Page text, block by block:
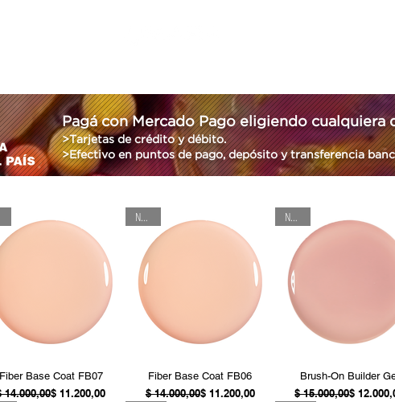
Pagá con Mercado Pago eligiendo cualquiera
>Tarjetas de crédito y débito.
>Efectivo en puntos de pago, depósito y transferencia
Vista rápida
Base Coat FB07
Precio
14.000,00Precio de oferta
$ 11.200,00
Vista rápida
Nuevo!
Fiber Base Coat FB06
Precio
$ 14.000,00Precio de oferta
$ 11.200,00
Vista rápida
Nuevo!
Brush-On Builder
Precio
$ 15.000,00Precio de
$